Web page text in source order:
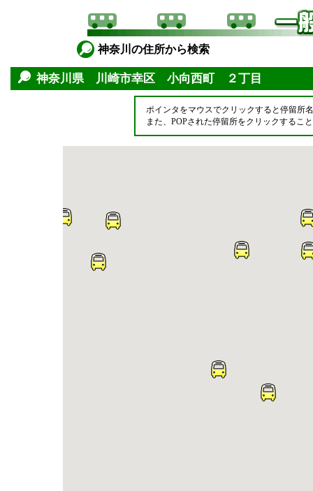
神奈川の住所から検索
神奈川県 川崎市幸区 小向西町 ２丁目
ポインタをマウスでクリックすると停留所
また、POPされた停留所をクリックするこ